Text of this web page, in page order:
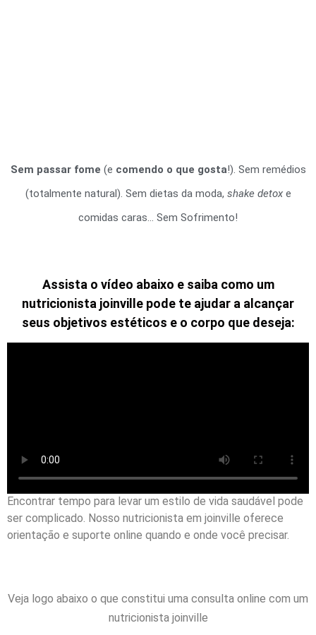
Sem passar fome (e comendo o que gosta!). Sem remédios
(totalmente natural). Sem dietas da moda, shake detoxe
comidas caras… Sem Sofrimento!
Assista o vídeo abaixo e saiba como um
nutricionista joinville pode te ajudar a alcançar
seus objetivos estéticos e o corpo que deseja:
Encontrar tempo para levar um estilo de vida saudável pode
ser complicado. Nosso nutricionista em joinville oferece
orientação e suporte online quando e onde você precisar.
Veja logo abaixo o que constitui uma consulta online com um
nutricionista joinville